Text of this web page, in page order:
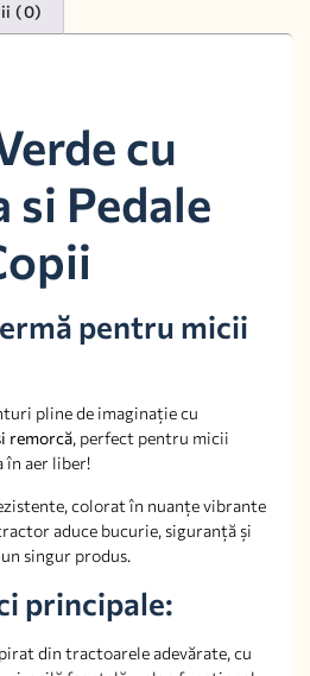
(0)
cu
si Pedale
pentru micii
pline de imaginație cu
remorcă, perfect pentru micii
în aer liber!
colorat în nuanțe vibrante
aduce bucurie, siguranță și
singur produs.
principale:
din tractoarele adevărate, cu